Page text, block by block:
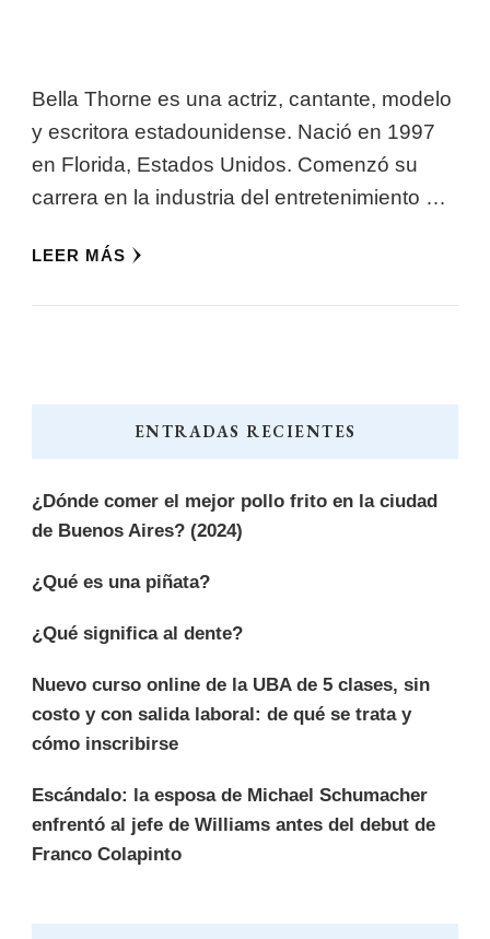
Bella Thorne es una actriz, cantante, modelo
y escritora estadounidense. Nació en 1997
en Florida, Estados Unidos. Comenzó su
carrera en la industria del entretenimiento …
LEER MÁS
ENTRADAS RECIENTES
¿Dónde comer el mejor pollo frito en la ciudad
de Buenos Aires? (2024)
¿Qué es una piñata?
¿Qué significa al dente?
Nuevo curso online de la UBA de 5 clases, sin
costo y con salida laboral: de qué se trata y
cómo inscribirse
Escándalo: la esposa de Michael Schumacher
enfrentó al jefe de Williams antes del debut de
Franco Colapinto